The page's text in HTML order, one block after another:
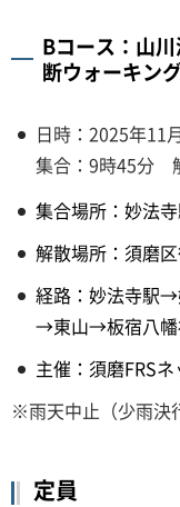
Bコース：山
断ウォーキン
日時：2025年11
集合：9時45分
集合場所：妙法
解散場所：須磨
経路：妙法寺駅
→東山→板宿八
主催：須磨FRS
※雨天中止（少雨決
定員